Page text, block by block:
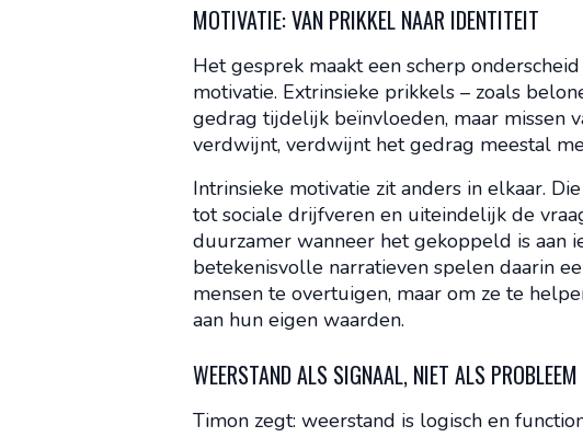
MOTIVATIE: VAN PRIKKEL NAAR IDENTITEIT
Het gesprek maakt een scherp
motivatie. Extrinsieke prikkels – zoals
gedrag tijdelijk beïnvloeden, maar missen
verdwijnt, verdwijnt het gedrag meestal
Intrinsieke motivatie zit anders in elkaar.
tot sociale drijfveren en uiteindelijk de
duurzamer wanneer het gekoppeld is aan
betekenisvolle narratieven spelen daarin
mensen te overtuigen, maar om ze te
aan hun eigen waarden.
WEERSTAND ALS SIGNAAL, NIET ALS PROBLEEM
Timon zegt: weerstand is logisch en